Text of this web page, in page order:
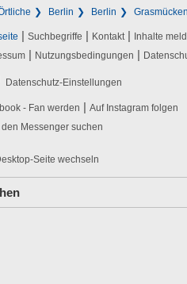
Berlin Berlin
| Suchbegriffe | Kontakt | Inhalte
| Nutzungsbedingungen |
Datenschutz-Einstellungen
- Fan werden | Auf Instagram folgen
den Messenger suchen
Seite wechseln